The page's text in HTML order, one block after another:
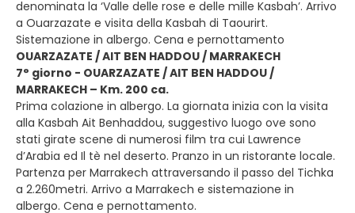
denominata la ‘Valle delle rose e delle mille Kasbah’. Arrivo
a Ouarzazate e visita della Kasbah di Taourirt.
Sistemazione in albergo. Cena e pernottamento
OUARZAZATE / AIT BEN HADDOU / MARRAKECH
7° giorno - OUARZAZATE / AIT BEN HADDOU /
MARRAKECH – Km. 200 ca.
Prima colazione in albergo. La giornata inizia con la visita
alla Kasbah Ait Benhaddou, suggestivo luogo ove sono
stati girate scene di numerosi film tra cui Lawrence
d’Arabia ed Il tè nel deserto. Pranzo in un ristorante locale.
Partenza per Marrakech attraversando il passo del Tichka
a 2.260metri. Arrivo a Marrakech e sistemazione in
albergo. Cena e pernottamento.